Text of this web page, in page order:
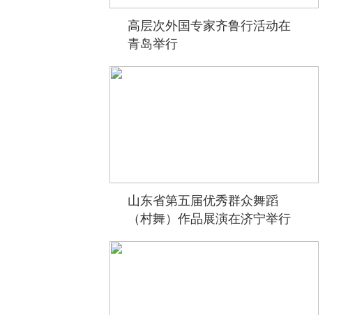
高层次外国专家齐鲁行活动在
青岛举行
山东省第五届优秀群众舞蹈
（村舞）作品展演在济宁举行